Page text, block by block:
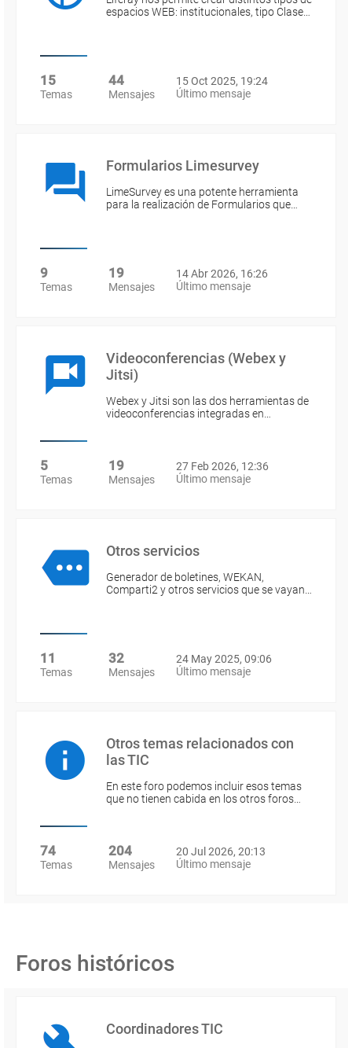
espacios WEB: institucionales, tipo Clase…
15
Temas
44
Mensajes
15 Oct 2025, 19:24
Último mensaje
Formularios Limesurvey
LimeSurvey es una potente herramienta
para la realización de Formularios que…
9
Temas
19
Mensajes
14 Abr 2026, 16:26
Último mensaje
Videoconferencias (Webex y
Jitsi)
Webex y Jitsi son las dos herramientas de
videoconferencias integradas en…
5
Temas
19
Mensajes
27 Feb 2026, 12:36
Último mensaje
Otros servicios
Generador de boletines, WEKAN,
Comparti2 y otros servicios que se vayan…
11
Temas
32
Mensajes
24 May 2025, 09:06
Último mensaje
Otros temas relacionados con
las TIC
En este foro podemos incluir esos temas
que no tienen cabida en los otros foros…
74
Temas
204
Mensajes
20 Jul 2026, 20:13
Último mensaje
Foros históricos
Coordinadores TIC